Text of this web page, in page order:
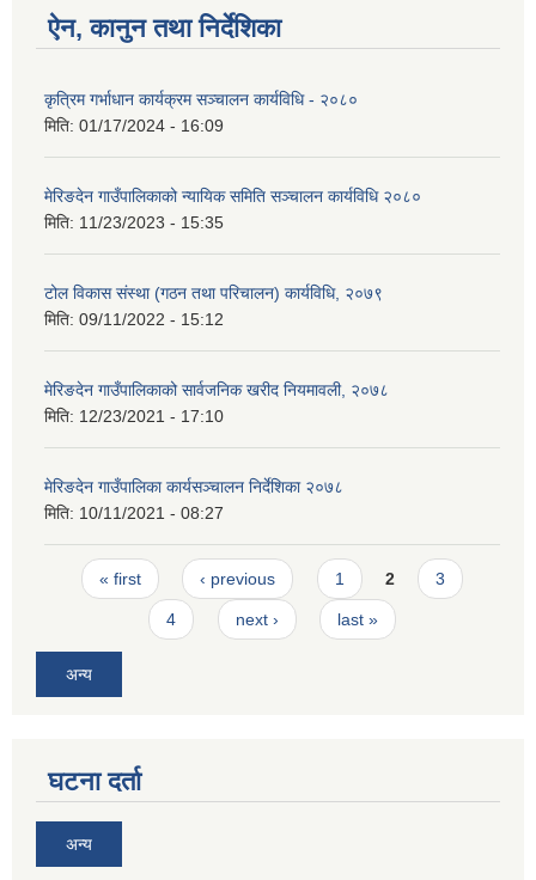
ऐन, कानुन तथा निर्देशिका
कृत्रिम गर्भाधान कार्यक्रम सञ्चालन कार्यविधि - २०८०
मिति: 01/17/2024 - 16:09
मेरिङदेन गाउँपालिकाको न्यायिक समिति सञ्‍चालन कार्यविधि २०८०
मिति: 11/23/2023 - 15:35
टोल विकास संस्था (गठन तथा परिचालन) कार्यविधि, २०७९
मिति: 09/11/2022 - 15:12
मेरिङदेन गाउँपालिकाको सार्वजनिक खरीद नियमावली, २०७८
मिति: 12/23/2021 - 17:10
मेरिङदेन गाउँपालिका कार्यसञ्चालन निर्देशिका २०७८
मिति: 10/11/2021 - 08:27
Pages
« first ‹ previous 1 2 3
4 next › last »
अन्य
घटना दर्ता
अन्य